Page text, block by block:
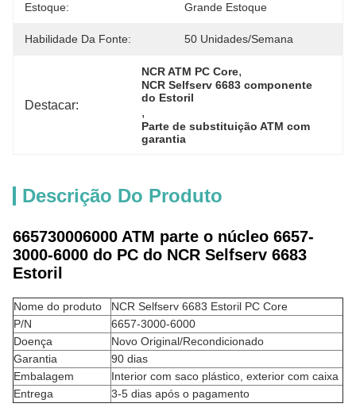
Estoque: Grande Estoque
Habilidade Da Fonte: 50 Unidades/semana
Destacar:
NCR ATM PC Core,
NCR Selfserv 6683 componente
do Estoril
,
Parte de substituição ATM com
garantia
Descrição Do Produto
665730006000 ATM parte o núcleo 6657-
3000-6000 do PC do NCR Selfserv 6683
Estoril
Nome do produto
NCR Selfserv 6683 Estoril PC Core
P/N
6657-3000-6000
Doença
Novo Original/Recondicionado
Garantia
90 dias
Embalagem
Interior com saco plástico, exterior com caixa
Entrega
3-5 dias após o pagamento